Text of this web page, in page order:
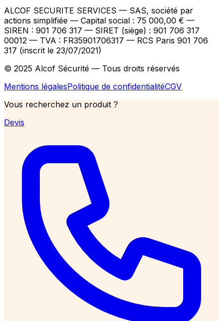
ALCOF SECURITE SERVICES — SAS, société par
actions simplifiée — Capital social : 75 000,00 € —
SIREN : 901 706 317 — SIRET (siège) : 901 706 317
00012 — TVA : FR35901706317 — RCS Paris 901 706
317 (inscrit le 23/07/2021)
© 2025 Alcof Sécurité — Tous droits réservés
Mentions légalesPolitique de confidentialitéCGV
Vous recherchez un produit ?
Devis